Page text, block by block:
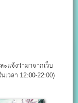
แจ้งว่ามาจากเว็บ
เวลา 12:00-22:00)